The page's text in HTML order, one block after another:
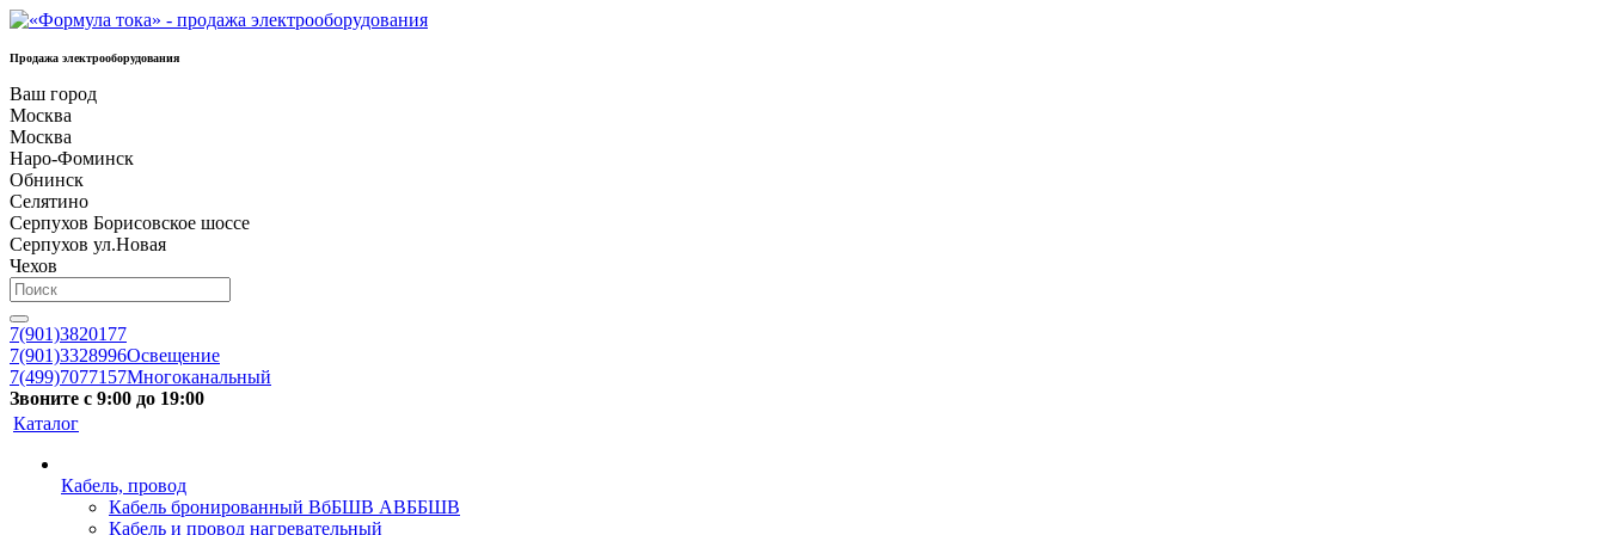
Продажа электрооборудования
Ваш город
Москва
Москва
Наро-Фоминск
Обнинск
Селятино
Серпухов Борисовское шоссе
Серпухов ул.Новая
Чехов
7(901)3820177
7(901)3328996Освещение
7(499)7077157Многоканальный
Звоните с 9:00 до 19:00
Каталог
Кабель, провод
Кабель бронированный ВбБШВ АВББШВ
Кабель и провод нагревательный